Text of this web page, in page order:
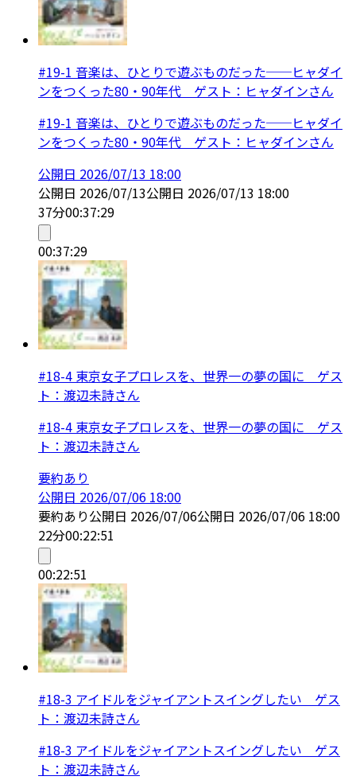
#19-1 音楽は、ひとりで遊ぶものだった──ヒャダイ
ンをつくった80・90年代 ゲスト：ヒャダインさん
#19-1 音楽は、ひとりで遊ぶものだった──ヒャダイ
ンをつくった80・90年代 ゲスト：ヒャダインさん
公開日 2026/07/13 18:00
公開日 2026/07/13公開日 2026/07/13 18:00
37分00:37:29
00:37:29
#18-4 東京女子プロレスを、世界一の夢の国に ゲス
ト：渡辺未詩さん
#18-4 東京女子プロレスを、世界一の夢の国に ゲス
ト：渡辺未詩さん
要約あり
公開日 2026/07/06 18:00
要約あり公開日 2026/07/06公開日 2026/07/06 18:00
22分00:22:51
00:22:51
#18-3 アイドルをジャイアントスイングしたい ゲス
ト：渡辺未詩さん
#18-3 アイドルをジャイアントスイングしたい ゲス
ト：渡辺未詩さん